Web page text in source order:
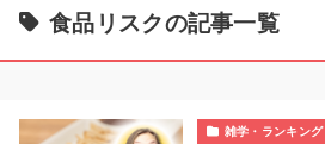
食品リスクの記事一覧
雑学・ランキング